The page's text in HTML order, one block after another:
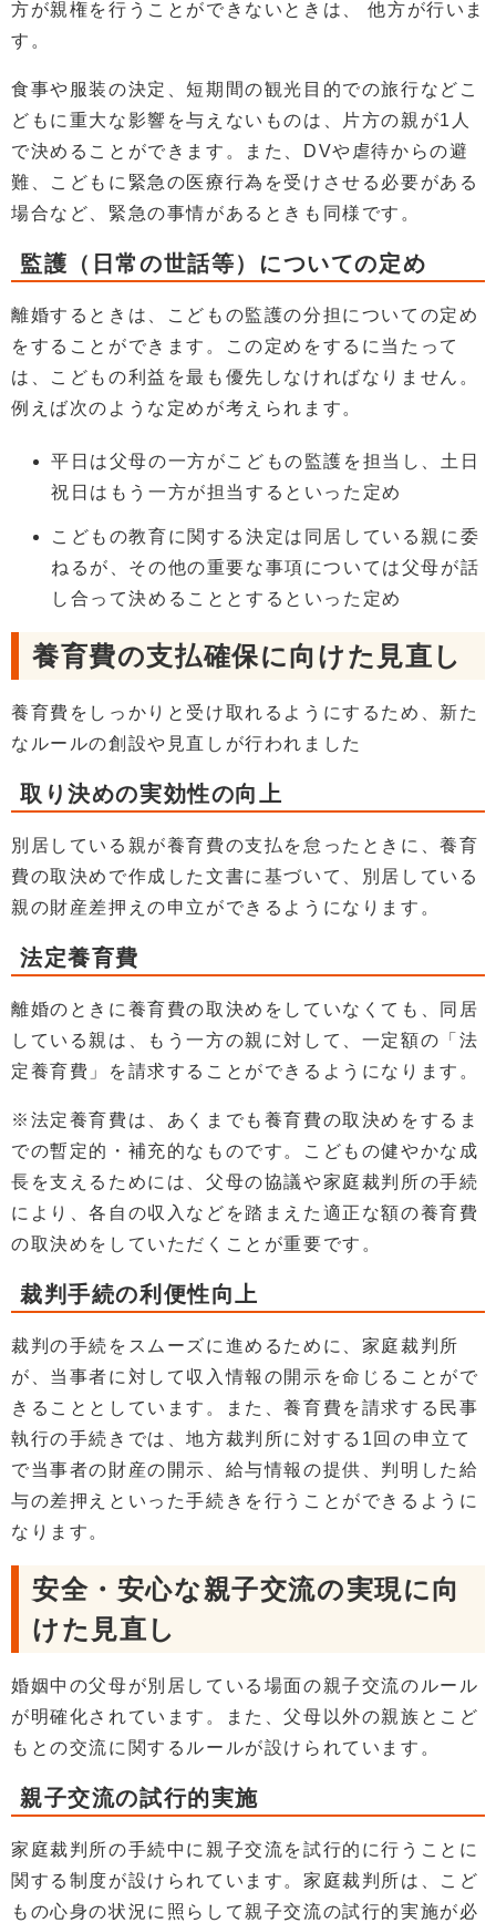
方が親権を行うことができないときは、 他方が行いま
す。
食事や服装の決定、短期間の観光目的での旅行などこ
どもに重大な影響を与えないものは、片方の親が1人
で決めることができます。また、DVや虐待からの避
難、こどもに緊急の医療行為を受けさせる必要がある
場合など、緊急の事情があるときも同様です。
監護（日常の世話等）についての定め
離婚するときは、こどもの監護の分担についての定め
をすることができます。この定めをするに当たって
は、こどもの利益を最も優先しなければなりません。
例えば次のような定めが考えられます。
平日は父母の一方がこどもの監護を担当し、土日
祝日はもう一方が担当するといった定め
こどもの教育に関する決定は同居している親に委
ねるが、その他の重要な事項については父母が話
し合って決めることとするといった定め
養育費の支払確保に向けた見直し
養育費をしっかりと受け取れるようにするため、新た
なルールの創設や見直しが行われました
取り決めの実効性の向上
別居している親が養育費の支払を怠ったときに、養育
費の取決めで作成した文書に基づいて、別居している
親の財産差押えの申立ができるようになります。
法定養育費
離婚のときに養育費の取決めをしていなくても、同居
している親は、もう一方の親に対して、一定額の「法
定養育費」を請求することができるようになります。
※法定養育費は、あくまでも養育費の取決めをするま
での暫定的・補充的なものです。こどもの健やかな成
長を支えるためには、父母の協議や家庭裁判所の手続
により、各自の収入などを踏まえた適正な額の養育費
の取決めをしていただくことが重要です。
裁判手続の利便性向上
裁判の手続をスムーズに進めるために、家庭裁判所
が、当事者に対して収入情報の開示を命じることがで
きることとしています。また、養育費を請求する民事
執行の手続きでは、地方裁判所に対する1回の申立て
で当事者の財産の開示、給与情報の提供、判明した給
与の差押えといった手続きを行うことができるように
なります。
安全・安心な親子交流の実現に向
けた見直し
婚姻中の父母が別居している場面の親子交流のルール
が明確化されています。また、父母以外の親族とこど
もとの交流に関するルールが設けられています。
親子交流の試行的実施
家庭裁判所の手続中に親子交流を試行的に行うことに
関する制度が設けられています。家庭裁判所は、こど
もの心身の状況に照らして親子交流の試行的実施が必